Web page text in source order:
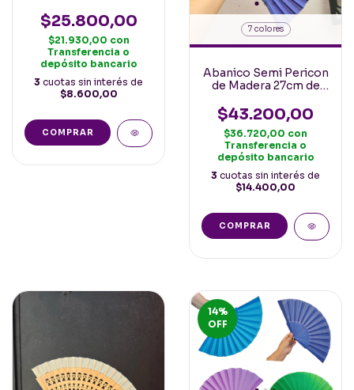
Calada 23cm Varios
Colores
$25.800,00
$21.930,00 con
Transferencia o
depósito bancario
3 cuotas sin interés de
$8.600,00
COMPRAR
7 colores
Abanico Semi Pericon
de Madera 27cm de
Colores
$43.200,00
$36.720,00 con
Transferencia o
depósito bancario
3 cuotas sin interés de
$14.400,00
COMPRAR
14%
OFF